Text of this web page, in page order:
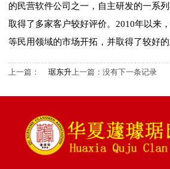
的民营软件公司之一，自主研发的一系
取得了多家客户较好评价。2010年以来
等民用领域的市场开拓，并取得了较好的
上一篇： 琚东升 上一篇：没有下一条记录